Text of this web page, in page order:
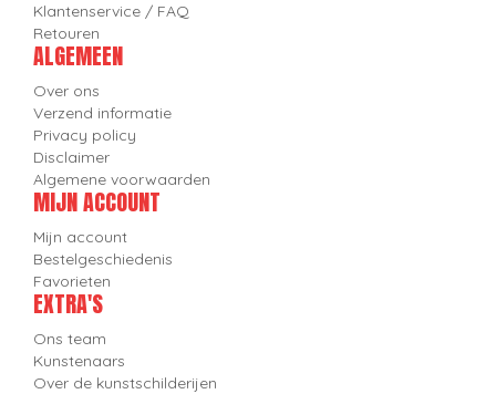
Klantenservice / FAQ
Retouren
ALGEMEEN
Over ons
Verzend informatie
Privacy policy
Disclaimer
Algemene voorwaarden
MIJN ACCOUNT
Mijn account
Bestelgeschiedenis
Favorieten
EXTRA'S
Ons team
Kunstenaars
Over de kunstschilderijen